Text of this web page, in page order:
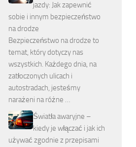
jazdy: Jak zapewnić
sobie i innym bezpieczeństwo
na drodze
Bezpieczeństwo na drodze to
temat, który dotyczy nas
wszystkich. Każdego dnia, na
zatłoczonych ulicach i
autostradach, jesteśmy
narażeni na różne …
Światła awaryjne –
kiedy je włączać i jak ich
używać zgodnie z przepisami